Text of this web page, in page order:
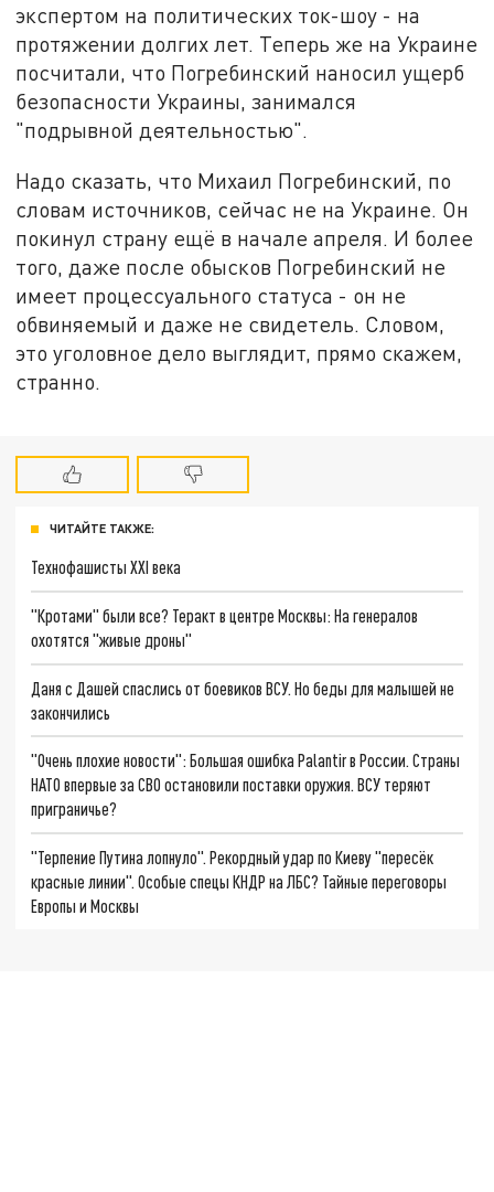
экспертом на политических ток-шоу - на
протяжении долгих лет. Теперь же на Украине
посчитали, что Погребинский наносил ущерб
безопасности Украины, занимался
"подрывной деятельностью".
Надо сказать, что Михаил Погребинский, по
словам источников, сейчас не на Украине. Он
покинул страну ещё в начале апреля. И более
того, даже после обысков Погребинский не
имеет процессуального статуса - он не
обвиняемый и даже не свидетель. Словом,
это уголовное дело выглядит, прямо скажем,
странно.
ЧИТАЙТЕ ТАКЖЕ:
Технофашисты XXI века
"Кротами" были все? Теракт в центре Москвы: На генералов
охотятся "живые дроны"
Даня с Дашей спаслись от боевиков ВСУ. Но беды для малышей не
закончились
"Очень плохие новости": Большая ошибка Palantir в России. Страны
НАТО впервые за СВО остановили поставки оружия. ВСУ теряют
приграничье?
"Терпение Путина лопнуло". Рекордный удар по Киеву "пересёк
красные линии". Особые спецы КНДР на ЛБС? Тайные переговоры
Европы и Москвы